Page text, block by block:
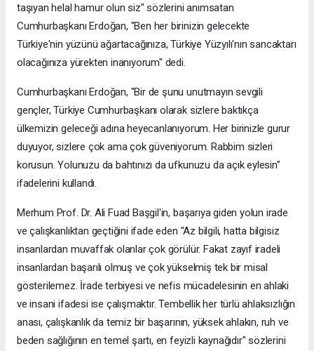
taşıyan helal hamur olun siz" sözlerini anımsatan
Cumhurbaşkanı Erdoğan, "Ben her birinizin gelecekte
Türkiye'nin yüzünü ağartacağınıza, Türkiye Yüzyılı'nın sancaktarı
olacağınıza yürekten inanıyorum" dedi.
Cumhurbaşkanı Erdoğan, "Bir de şunu unutmayın sevgili
gençler, Türkiye Cumhurbaşkanı olarak sizlere baktıkça
ülkemizin geleceği adına heyecanlanıyorum. Her birinizle gurur
duyuyor, sizlere çok ama çok güveniyorum. Rabbim sizleri
korusun. Yolunuzu da bahtınızı da ufkunuzu da açık eylesin"
ifadelerini kullandı.
Merhum Prof. Dr. Ali Fuad Başgil'in, başarıya giden yolun irade
ve çalışkanlıktan geçtiğini ifade eden "Az bilgili, hatta bilgisiz
insanlardan muvaffak olanlar çok görülür. Fakat zayıf iradeli
insanlardan başarılı olmuş ve çok yükselmiş tek bir misal
gösterilemez. İrade terbiyesi ve nefis mücadelesinin en ahlaki
ve insani ifadesi ise çalışmaktır. Tembellik her türlü ahlaksızlığın
anası, çalışkanlık da temiz bir başarının, yüksek ahlakın, ruh ve
beden sağlığının en temel şartı, en feyizli kaynağıdır" sözlerini